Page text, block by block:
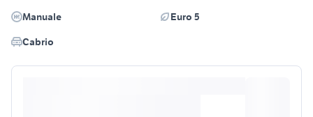
Manuale
Euro 5
Cabrio